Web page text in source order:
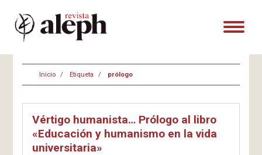
Inicio Etiqueta prólogo
Vértigo humanista… Prólogo al libro
«Educación y humanismo en la vida
universitaria»